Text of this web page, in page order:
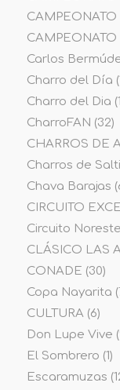
Carlos
Charro del Día
Charro del Dia
CharroFAN (32)
CHARROS DE
Charros de
Chava Barajas
CIRCUITO
Circuito Noreste
CLÁSICO LAS
CONADE (30)
Copa Nayarita
CULTURA(6)
Don Lupe Vive
El Sombrero (1)
Escaramuzas